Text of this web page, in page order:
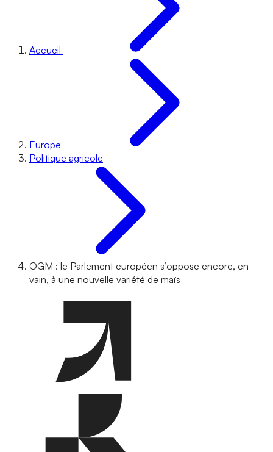
Accueil
Europe
Politique agricole
OGM : le Parlement européen s’oppose encore, en
vain, à une nouvelle variété de maïs